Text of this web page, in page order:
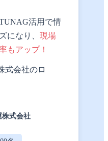
活用で情
になり、 現場
もアップ！
株式会社